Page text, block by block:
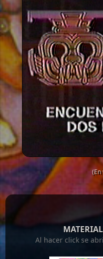
(En
Al hacer click se